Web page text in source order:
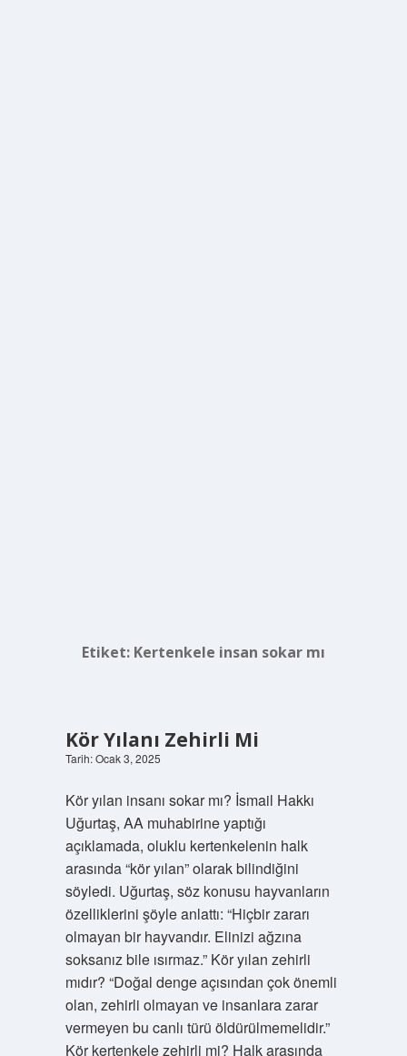
Etiket: Kertenkele insan sokar mı
Kör Yılanı Zehirli Mi
Tarih: Ocak 3, 2025
Kör yılan insanı sokar mı? İsmail Hakkı
Uğurtaş, AA muhabirine yaptığı
açıklamada, oluklu kertenkelenin halk
arasında “kör yılan” olarak bilindiğini
söyledi. Uğurtaş, söz konusu hayvanların
özelliklerini şöyle anlattı: “Hiçbir zararı
olmayan bir hayvandır. Elinizi ağzına
soksanız bile ısırmaz.” Kör yılan zehirli
mıdır? “Doğal denge açısından çok önemli
olan, zehirli olmayan ve insanlara zarar
vermeyen bu canlı türü öldürülmemelidir.”
Kör kertenkele zehirli mi? Halk arasında